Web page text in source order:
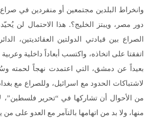
وانخراط البلدين مجتمعين أو منفردين في
دور مصر، ويبتز الخليج؟. هذا الاحتمال لن
الصراع بين قيادتي الدولتين العقائديتين،
اتفقتا على اتخاذه، واكتسب أبعاداً داخلية
بعيداً عن دمشق، التي اعتمدت نهجاً لحمته
لاشتباكات الحدود مع اسرائيل، وللصراع مع
من الأحوال أن تشاركها في “تحرير فلسطين”،
منها، ولا بد من اتهامها بالتآمر مع العدو على من